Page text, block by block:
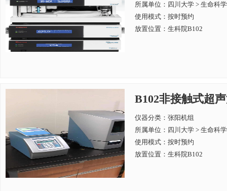
所属单位： 四川大学 > 生命科
使用模式：按时预约
放置位置：生科院B102
B102非接触式超
仪器分类：张阳机组
所属单位： 四川大学 > 生命科
使用模式：按时预约
放置位置：生科院B102